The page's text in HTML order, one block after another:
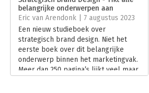
Hoofdrubriek: Marketing
belangrijke onderwerpen aan
Eric van Arendonk | 7 augustus 2023
Een nieuw studieboek over
strategisch brand design. Niet het
eerste boek over dit belangrijke
onderwerp binnen het marketingvak.
Meer dan 250 pagina’s lijkt veel maar